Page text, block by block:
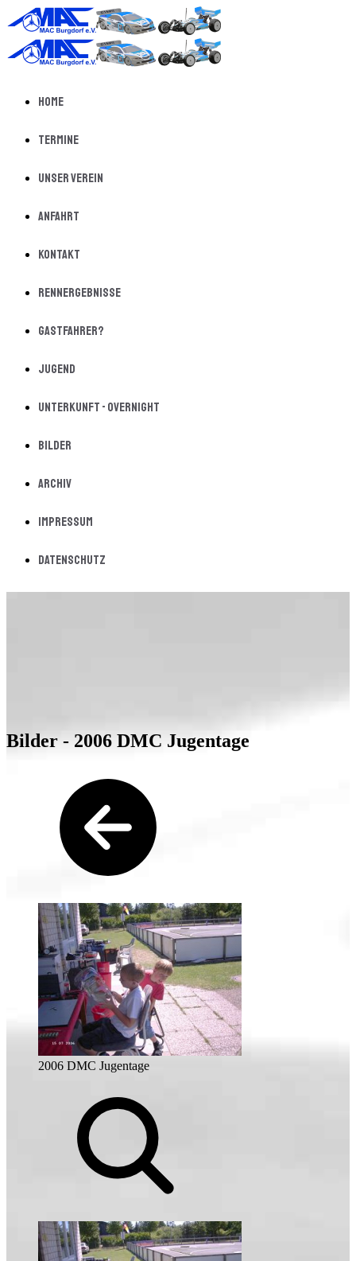
Home
Termine
Unser Verein
Anfahrt
Kontakt
Rennergebnisse
Gastfahrer?
Jugend
Unterkunft - Overnight
Bilder
Archiv
Impressum
Datenschutz
Bilder - 2006 DMC Jugentage
2006 DMC Jugentage